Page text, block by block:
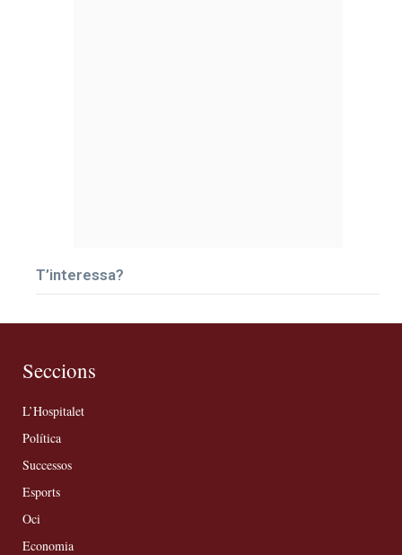
T’interessa?
Seccions
L’Hospitalet
Política
Successos
Esports
Oci
Economia